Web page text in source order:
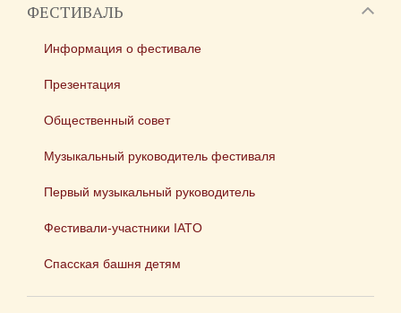
ФЕСТИВАЛЬ
Информация о фестивале
Презентация
Общественный совет
Музыкальный руководитель фестиваля
Первый музыкальный руководитель
Фестивали-участники IATO
Спасская башня детям